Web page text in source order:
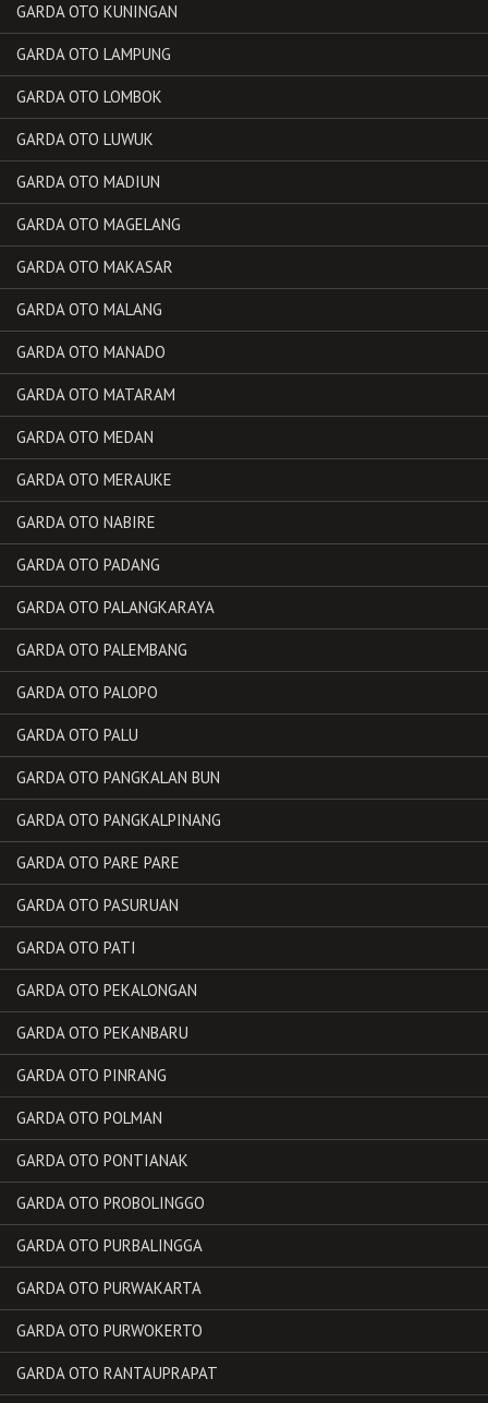
GARDA OTO KUNINGAN
GARDA OTO LAMPUNG
GARDA OTO LOMBOK
GARDA OTO LUWUK
GARDA OTO MADIUN
GARDA OTO MAGELANG
GARDA OTO MAKASAR
GARDA OTO MALANG
GARDA OTO MANADO
GARDA OTO MATARAM
GARDA OTO MEDAN
GARDA OTO MERAUKE
GARDA OTO NABIRE
GARDA OTO PADANG
GARDA OTO PALANGKARAYA
GARDA OTO PALEMBANG
GARDA OTO PALOPO
GARDA OTO PALU
GARDA OTO PANGKALAN BUN
GARDA OTO PANGKALPINANG
GARDA OTO PARE PARE
GARDA OTO PASURUAN
GARDA OTO PATI
GARDA OTO PEKALONGAN
GARDA OTO PEKANBARU
GARDA OTO PINRANG
GARDA OTO POLMAN
GARDA OTO PONTIANAK
GARDA OTO PROBOLINGGO
GARDA OTO PURBALINGGA
GARDA OTO PURWAKARTA
GARDA OTO PURWOKERTO
GARDA OTO RANTAUPRAPAT